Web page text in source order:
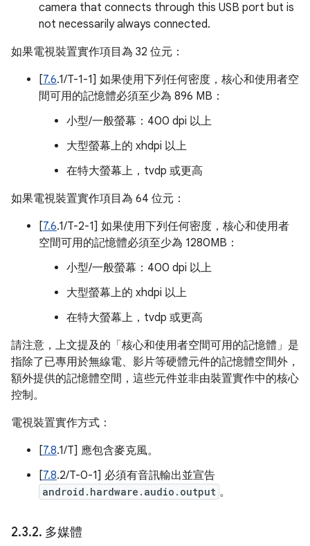
camera that connects through this USB port but is
not necessarily always connected.
如果電視裝置實作項目為 32 位元：
[7.6.1/T-1-1] 如果使用下列任何密度，核心和使用者空
間可用的記憶體必須至少為 896 MB：
小型/一般螢幕：400 dpi 以上
大型螢幕上的 xhdpi 以上
在特大螢幕上，tvdp 或更高
如果電視裝置實作項目為 64 位元：
[7.6.1/T-2-1] 如果使用下列任何密度，核心和使用者
空間可用的記憶體必須至少為 1280MB：
小型/一般螢幕：400 dpi 以上
大型螢幕上的 xhdpi 以上
在特大螢幕上，tvdp 或更高
請注意，上文提及的「核心和使用者空間可用的記憶體」是
指除了已專用於無線電、影片等硬體元件的記憶體空間外，
額外提供的記憶體空間，這些元件並非由裝置實作中的核心
控制。
電視裝置實作方式：
[7.8.1/T] 應包含麥克風。
[7.8.2/T-0-1] 必須有音訊輸出並宣告
android.hardware.audio.output 。
2.3.2. 多媒體